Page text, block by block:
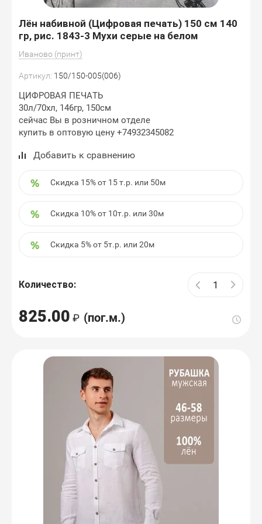
Лён набивной (Цифровая печать) 150 см 140
гр, рис. 1843-3 Мухи серые на белом
Иваново (принт)
Артикул: 150/150-005(006)
ЦИФРОВАЯ ПЕЧАТЬ
30л/70хл, 146гр, 150см
сейчас Вы в розничном отделе
купить в оптовую цену +74932345082
Добавить к сравнению
Скидка 15% от 15 т.р. или 50м
Скидка 10% от 10т.р. или 30м
Скидка 5% от 5т.р. или 20м
Количество:
825.00 (пог.м.)